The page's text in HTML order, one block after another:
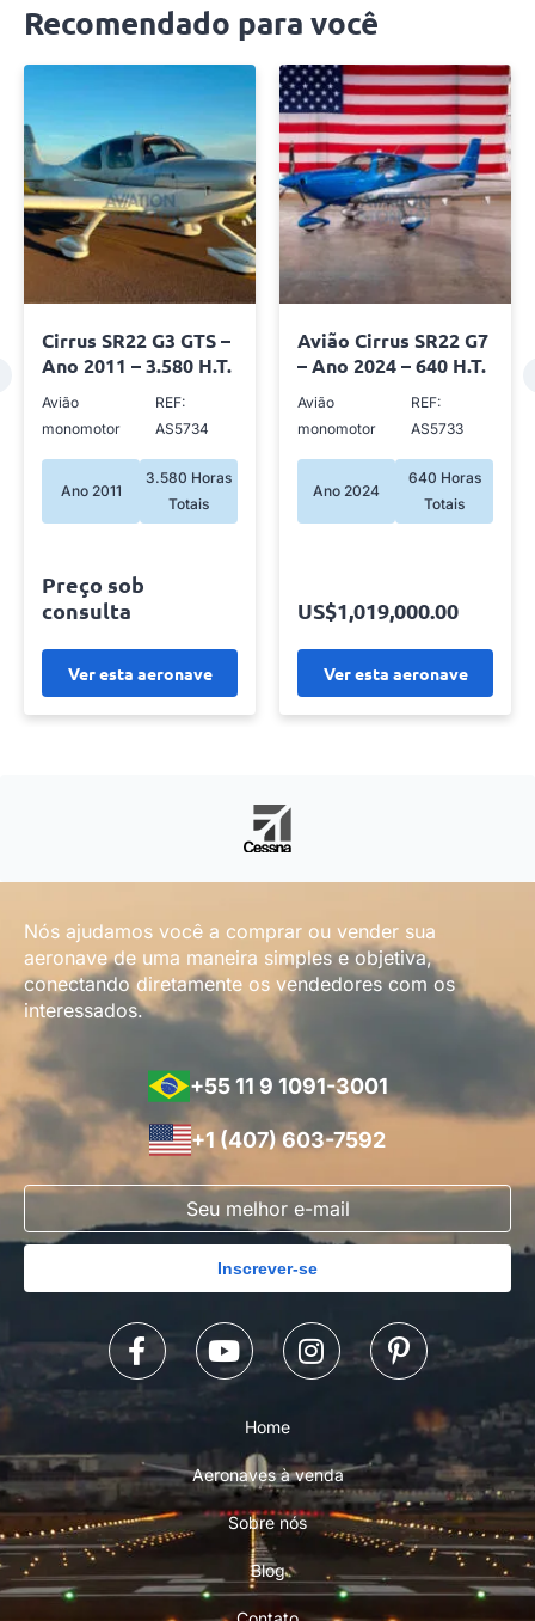
Recomendado para você
Cirrus SR22 G3 GTS –
Ano 2011 – 3.580 H.T.
Avião
monomotor
REF:
AS5734
Ano 2011
3.580 Horas
Totais
Ver esta aeronave
Preço sob
consulta
Avião Cirrus SR22 G7
– Ano 2024 – 640 H.T.
Avião
monomotor
REF:
AS5733
Ano 2024
640 Horas
Totais
Ver esta aeronave
US$1,019,000.00
Nós ajudamos você a comprar ou vender sua
aeronave de uma maneira simples e objetiva,
conectando diretamente os vendedores com os
interessados.
+55 11 9 1091-3001
+1 (407) 603-7592
Inscrever-se
Home
Aeronaves à venda
Sobre nós
Blog